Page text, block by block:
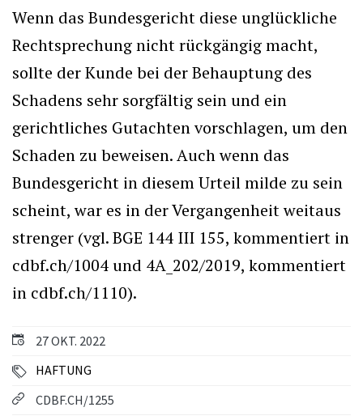
27 OKT. 2022
HAFTUNG
CDBF.CH/1255
Wenn das Bundesgericht diese unglückliche
Rechtsprechung nicht rückgängig macht,
sollte der Kunde bei der Behauptung des
Schadens sehr sorgfältig sein und ein
gerichtliches Gutachten vorschlagen, um den
Schaden zu beweisen. Auch wenn das
Bundesgericht in diesem Urteil milde zu sein
scheint, war es in der Vergangenheit weitaus
strenger (vgl. BGE 144 III 155, kommentiert in
cdbf.ch/1004 und 4A_202/2019, kommentiert
in cdbf.ch/1110).